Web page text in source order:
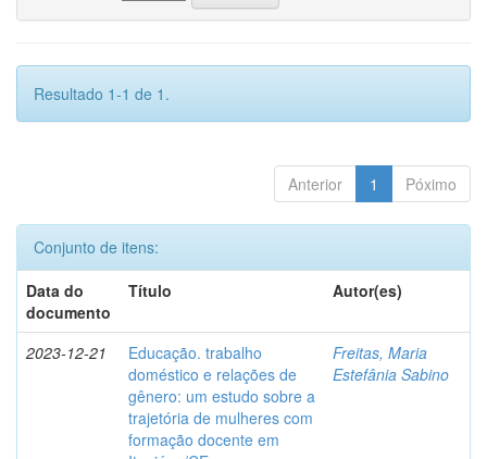
Resultado 1-1 de 1.
Anterior 1 Póximo
Conjunto de itens:
Data do
documento
Título Autor(es)
2023-12-21
Educação. trabalho
doméstico e relações de
gênero: um estudo sobre a
trajetória de mulheres com
formação docente em
Freitas, Maria
Estefânia Sabino